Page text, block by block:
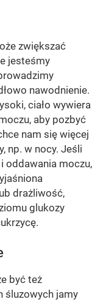
zwiększać
jesteśmy
nawodnienie.
ciało wywiera
aby pozbyć
nam się więcej
np. w nocy. Jeśli
oddawania moczu,
drażliwość,
glukozy
być też
śluzowych jamy